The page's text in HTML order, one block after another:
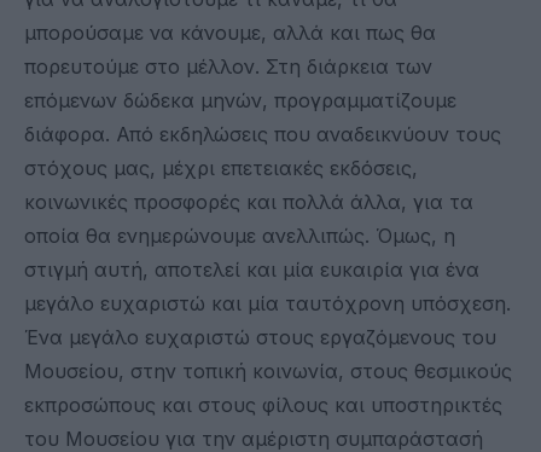
μπορούσαμε να κάνουμε, αλλά και πως θα
πορευτούμε στο μέλλον. Στη διάρκεια των
επόμενων δώδεκα μηνών, προγραμματίζουμε
διάφορα. Από εκδηλώσεις που αναδεικνύουν τους
στόχους μας, μέχρι επετειακές εκδόσεις,
κοινωνικές προσφορές και πολλά άλλα, για τα
οποία θα ενημερώνουμε ανελλιπώς. Όμως, η
στιγμή αυτή, αποτελεί και μία ευκαιρία για ένα
μεγάλο ευχαριστώ και μία ταυτόχρονη υπόσχεση.
Ένα μεγάλο ευχαριστώ στους εργαζόμενους του
Μουσείου, στην τοπική κοινωνία, στους θεσμικούς
εκπροσώπους και στους φίλους και υποστηρικτές
του Μουσείου για την αμέριστη συμπαράστασή